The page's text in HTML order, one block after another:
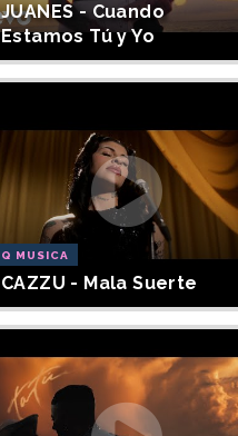
JUANES - Cuando
Estamos Tú y Yo
Q MUSICA
CAZZU - Mala Suerte